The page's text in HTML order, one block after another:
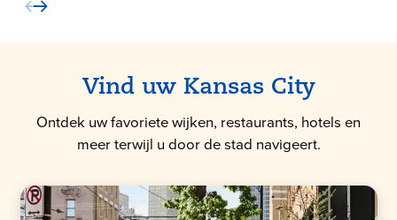
Vind uw Kansas City
Ontdek uw favoriete wijken, restaurants, hotels en
meer terwijl u door de stad navigeert.